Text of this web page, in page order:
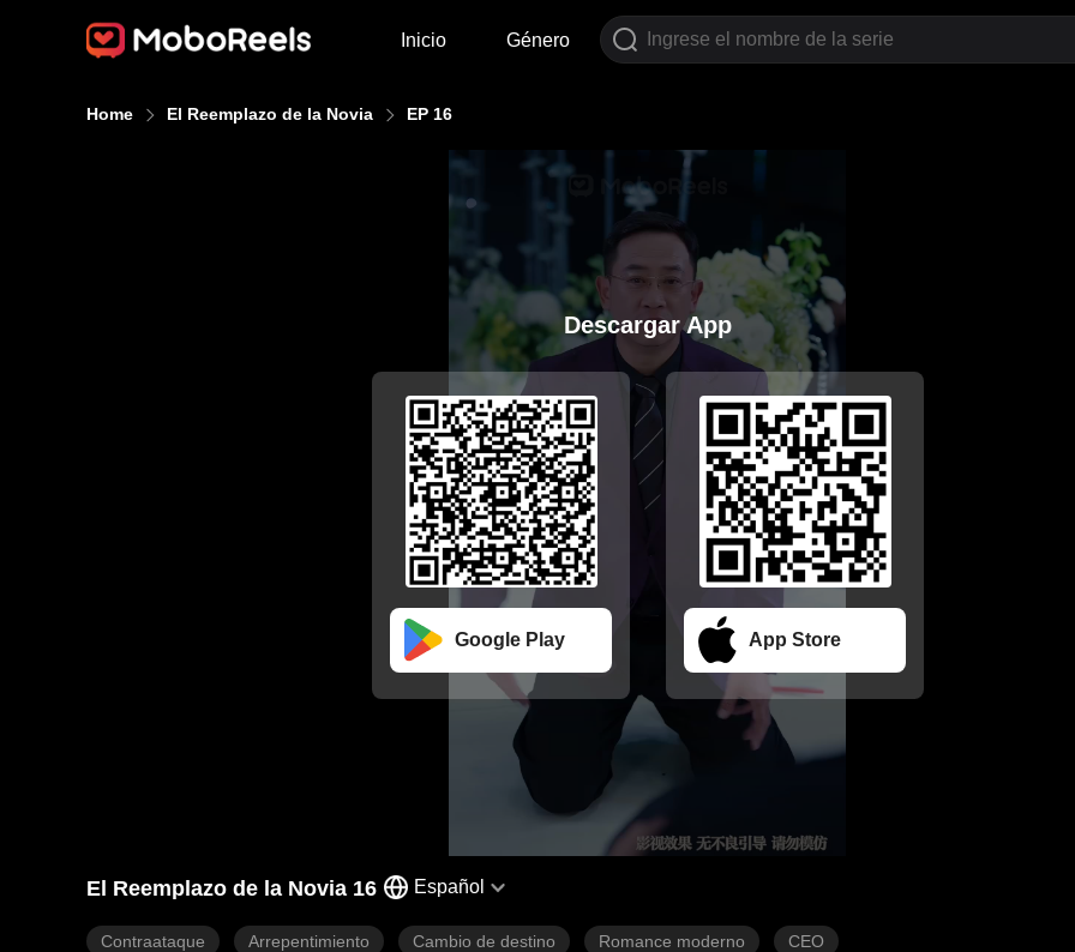
Inicio Género
Home El Reemplazo de la Novia EP 16
Descargar App
Google Play App Store
El Reemplazo de la Novia 16 Español
Contraataque Arrepentimiento Cambio de destino Romance moderno CEO